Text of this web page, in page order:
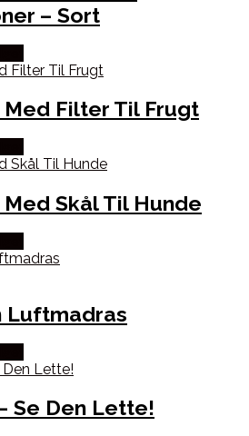
– Sort
Filter Til Frugt
Skål Til Hunde
Luftmadras
Se Den Lette!